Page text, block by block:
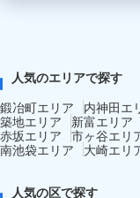
人気のエリアで探す
鍛冶町エリア
内神田エ
築地エリア
新富エリア
赤坂エリア 市ヶ谷エリ
南池袋エリア
大崎エリ
人気の区で探す